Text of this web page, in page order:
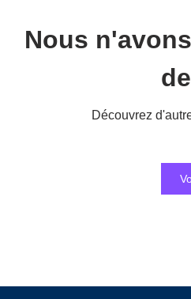
Nous
Découvrez